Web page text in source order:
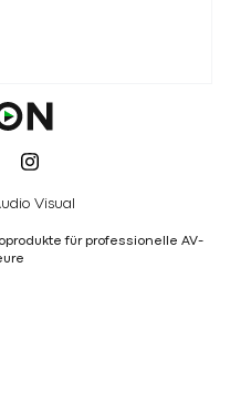
Visual
für professionelle AV-